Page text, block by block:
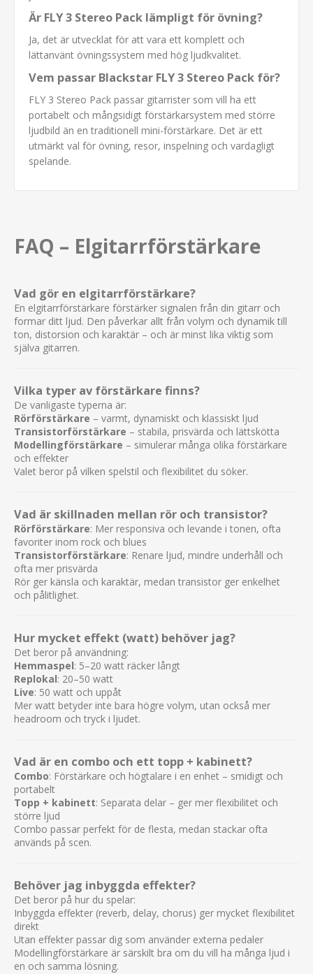
Är FLY 3 Stereo Pack lämpligt för övning?
Ja, det är utvecklat för att vara ett komplett och
lättanvänt övningssystem med hög ljudkvalitet.
Vem passar Blackstar FLY 3 Stereo Pack för?
FLY 3 Stereo Pack passar gitarrister som vill ha ett
portabelt och mångsidigt förstärkarsystem med större
ljudbild än en traditionell mini-förstärkare. Det är ett
utmärkt val för övning, resor, inspelning och vardagligt
spelande.
FAQ – Elgitarrförstärkare
Vad gör en elgitarrförstärkare?
En elgitarrförstärkare förstärker signalen från din gitarr och
formar ditt ljud. Den påverkar allt från volym och dynamik till
ton, distorsion och karaktär – och är minst lika viktig som
själva gitarren.
Vilka typer av förstärkare finns?
De vanligaste typerna är:
Rörförstärkare – varmt, dynamiskt och klassiskt ljud
Transistorförstärkare – stabila, prisvärda och lättskötta
Modellingförstärkare – simulerar många olika förstärkare
och effekter
Valet beror på vilken spelstil och flexibilitet du söker.
Vad är skillnaden mellan rör och transistor?
Rörförstärkare: Mer responsiva och levande i tonen, ofta
favoriter inom rock och blues
Transistorförstärkare: Renare ljud, mindre underhåll och
ofta mer prisvärda
Rör ger känsla och karaktär, medan transistor ger enkelhet
och pålitlighet.
Hur mycket effekt (watt) behöver jag?
Det beror på användning:
Hemmaspel: 5–20 watt räcker långt
Replokal: 20–50 watt
Live: 50 watt och uppåt
Mer watt betyder inte bara högre volym, utan också mer
headroom och tryck i ljudet.
Vad är en combo och ett topp + kabinett?
Combo: Förstärkare och högtalare i en enhet – smidigt och
portabelt
Topp + kabinett: Separata delar – ger mer flexibilitet och
större ljud
Combo passar perfekt för de flesta, medan stackar ofta
används på scen.
Behöver jag inbyggda effekter?
Det beror på hur du spelar:
Inbyggda effekter (reverb, delay, chorus) ger mycket flexibilitet
direkt
Utan effekter passar dig som använder externa pedaler
Modellingförstärkare är särskilt bra om du vill ha många ljud i
en och samma lösning.